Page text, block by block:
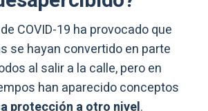
COVID-19 ha provocado que
se hayan convertido en parte
al salir a la calle, pero en
han aparecido conceptos